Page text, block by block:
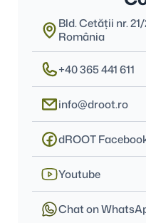
Bld. Cetății nr.
România
+40 365 441 611
info@droot.ro
dROOT
Youtube
Chat on